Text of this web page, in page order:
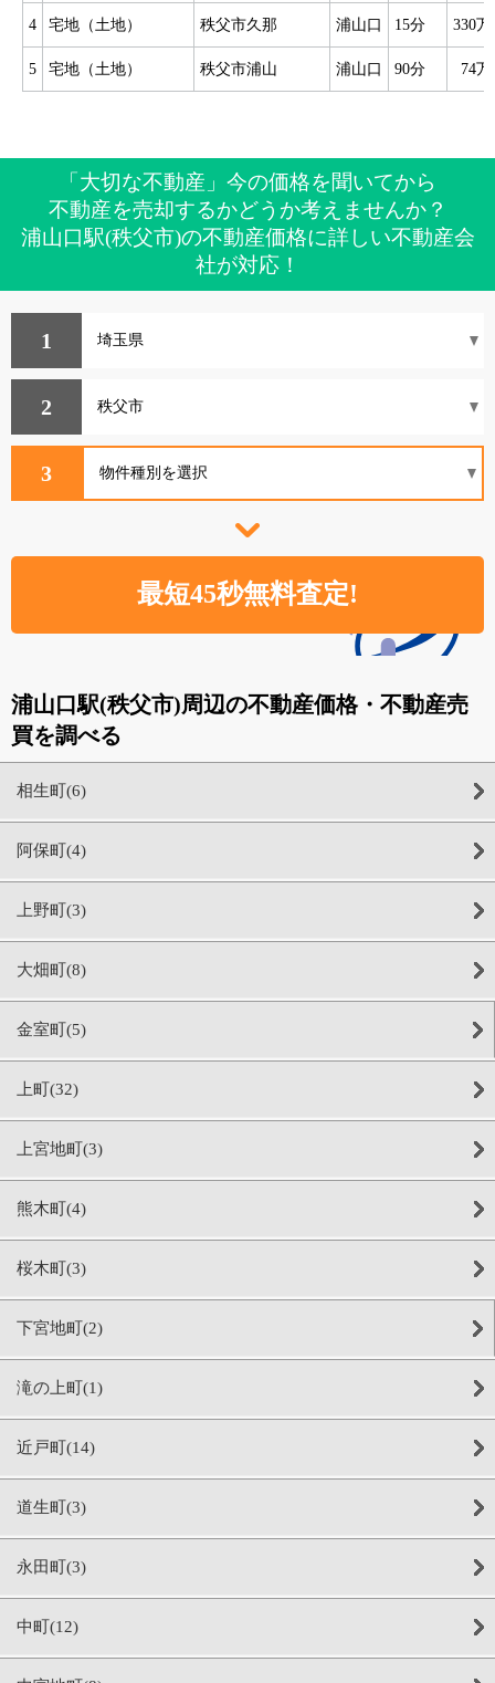
4 宅地（土地） 秩父市久那 浦山口 15分 330万
5 宅地（土地） 秩父市浦山 浦山口 90分 74
「大切な不動産」今の価格を聞いてから
不動産を売却するかどうか考えませんか？
浦山口駅(秩父市)の不動産価格に詳しい不動産会
社が対応！
1
2
3
浦山口駅(秩父市)周辺の不動産価格・不動産売
買を調べる
相生町(6)
阿保町(4)
上野町(3)
大畑町(8)
金室町(5)
上町(32)
上宮地町(3)
熊木町(4)
桜木町(3)
下宮地町(2)
滝の上町(1)
近戸町(14)
道生町(3)
永田町(3)
中町(12)